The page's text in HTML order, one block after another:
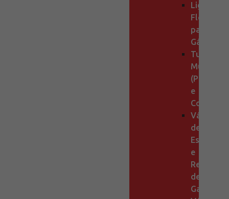
Ligação
Flexível
para
Gás
Tubo
(PEX)
e
Conexões
Válvulas
de
Esfera
e
Registro
de
Gaveta